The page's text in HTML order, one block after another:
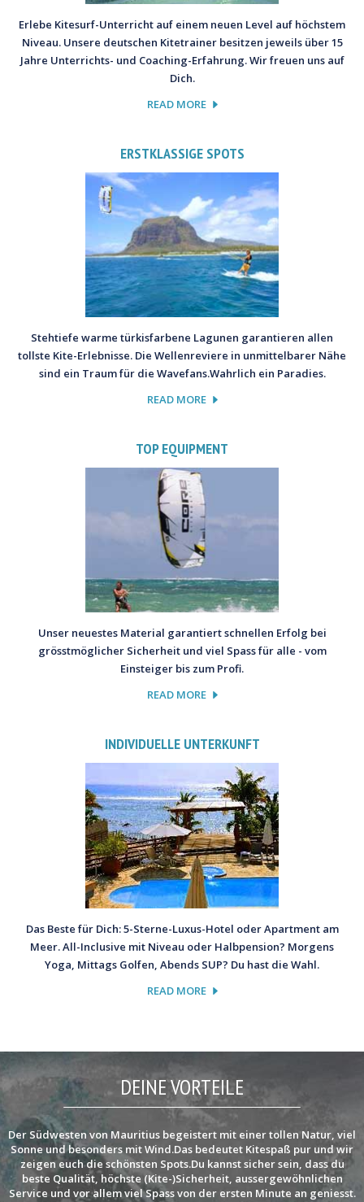
Erlebe Kitesurf-Unterricht auf einem neuen Level auf höchstem
Niveau. Unsere deutschen Kitetrainer besitzen jeweils über 15
Jahre Unterrichts- und Coaching-Erfahrung. Wir freuen uns auf
Dich.
READ MORE
ERSTKLASSIGE SPOTS
Stehtiefe warme türkisfarbene Lagunen garantieren allen
tollste Kite-Erlebnisse. Die Wellenreviere in unmittelbarer Nähe
sind ein Traum für die Wavefans.Wahrlich ein Paradies.
READ MORE
TOP EQUIPMENT
Unser neuestes Material garantiert schnellen Erfolg bei
grösstmöglicher Sicherheit und viel Spass für alle - vom
Einsteiger bis zum Profi.
READ MORE
INDIVIDUELLE UNTERKUNFT
Das Beste für Dich: 5-Sterne-Luxus-Hotel oder Apartment am
Meer. All-Inclusive mit Niveau oder Halbpension? Morgens
Yoga, Mittags Golfen, Abends SUP? Du hast die Wahl.
READ MORE
DEINE VORTEILE
Der Südwesten von Mauritius begeistert mit einer tollen Natur, viel
Sonne und besonders mit Wind.Das bedeutet Kitespaß pur und wir
zeigen euch die schönsten Spots.Du kannst sicher sein, dass du
beste Qualität, höchste (Kite-)Sicherheit, aussergewöhnlichen
Service und vor allem viel Spass von der ersten Minute an geniesst.